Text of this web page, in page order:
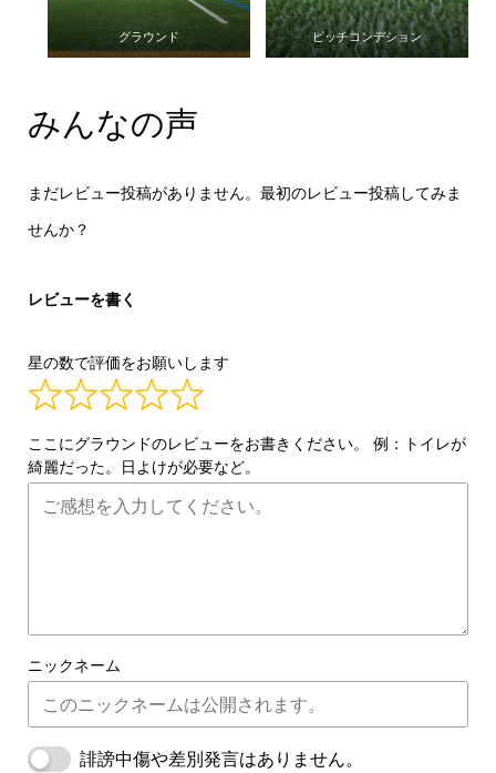
グラウンド ピッチコンデション
みんなの声
まだレビュー投稿がありません。最初のレビュー投稿してみま
せんか？
レビューを書く
星の数で評価をお願いします
ここにグラウンドのレビューをお書きください。 例：トイレが
綺麗だった。日よけが必要など。
ニックネーム
誹謗中傷や差別発言はありません。